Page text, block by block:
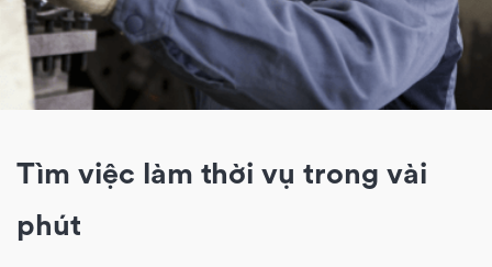
Tìm việc làm thời vụ trong vài
phút